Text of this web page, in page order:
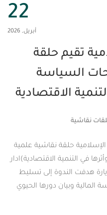
حلقة
نقاشية علمية
إلى تسليط
دورها الحيوي